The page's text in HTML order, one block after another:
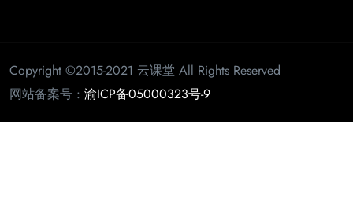
Copyright ©2015-2021 云课堂 All Rights Reserved
网站备案号 : 渝ICP备05000323号-9